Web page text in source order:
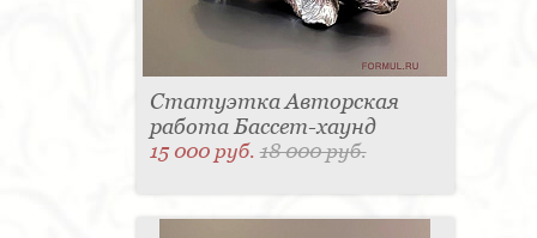
Статуэтка Авторская
работа Бассет-хаунд
15 000 руб.18 000 руб.